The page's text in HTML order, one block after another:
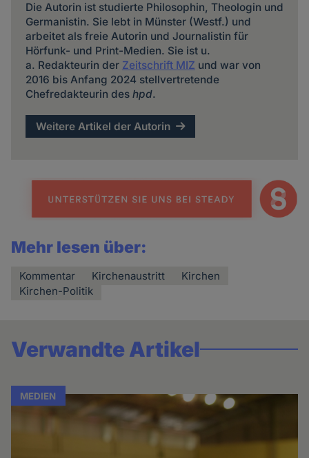
Die Autorin ist studierte Philosophin, Theologin und
Germanistin. Sie lebt in Münster (Westf.) und
arbeitet als freie Autorin und Journalistin für
Hörfunk- und Print-Medien. Sie ist u.
a. Redakteurin der Zeitschrift MIZ und war von
2016 bis Anfang 2024 stellvertretende
Chefredakteurin des hpd.
Weitere Artikel der Autorin
Mehr lesen über:
Kommentar Kirchenaustritt
Kirchen
Kirchen-Politik
Verwandte Artikel
MEDIEN